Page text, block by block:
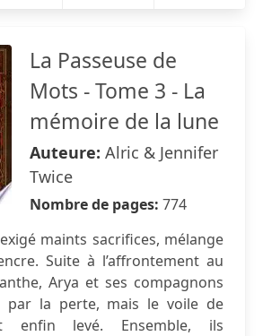
La Passeuse de
Mots - Tome 3 - La
mémoire de la lune
Auteure: Alric & Jennifer
Twice
Nombre de pages: 774
maints sacrifices, mélange
Suite à l’affrontement au
Arya et ses compagnons
par la perte, mais le voile de
enfin levé. Ensemble, ils